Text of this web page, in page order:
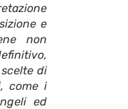
e
non
di
come i
ed